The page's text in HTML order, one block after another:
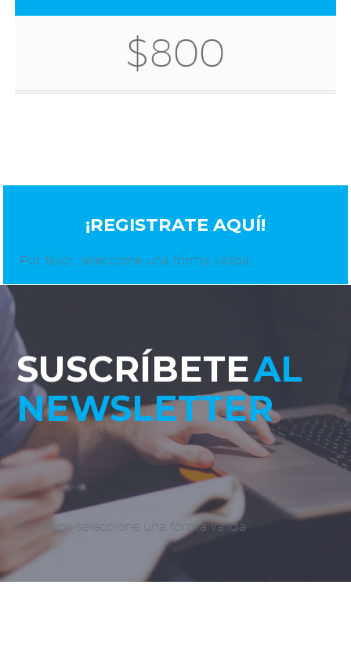
$800
¡REGISTRATE AQUÍ!
Por favor, seleccione una forma válida
SUSCRÍBETEAL
NEWSLETTER
Por favor, seleccione una forma válida